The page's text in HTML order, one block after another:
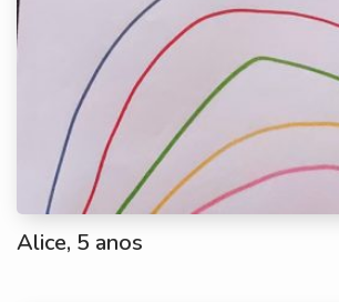
Alice, 5 anos